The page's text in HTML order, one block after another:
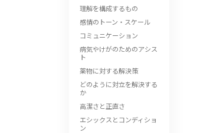
理解を構成するもの
感情のトーン・スケール
コミュニケーション
病気やけがのためのアシス
ト
薬物に対する解決策
どのように対立を解決する
か
高潔さと正直さ
エシックスとコンディショ
ン